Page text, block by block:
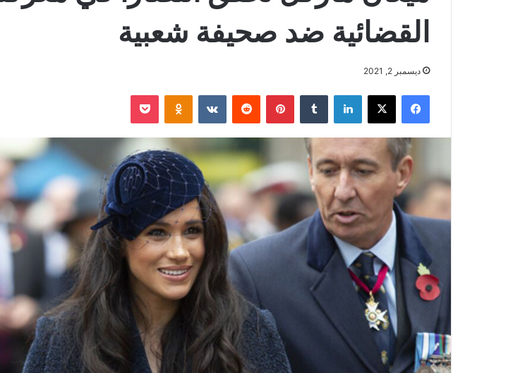
القضائية ضد صحيفة شعبية
ديسمبر 2, 2021
فيسبوك ‫X لينكدإن بينتيريست Odnoklassniki
‫Pocket